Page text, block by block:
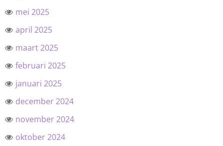
mei 2025
april 2025
maart 2025
februari 2025
januari 2025
december 2024
november 2024
oktober 2024